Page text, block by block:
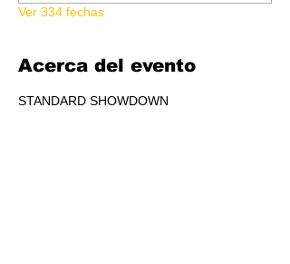
Ver 334 fechas
Acerca del evento
STANDARD SHOWDOWN